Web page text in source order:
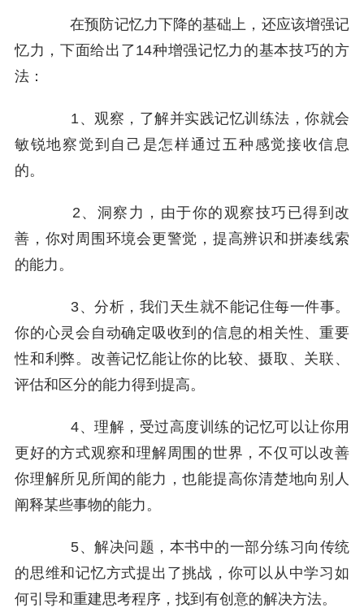
在预防记忆力下降的基础上，还应该增强记
忆力，下面给出了14种增强记忆力的基本技巧的方
法：
1、观察，了解并实践记忆训练法，你就会
敏锐地察觉到自己是怎样通过五种感觉接收信息
的。
2、洞察力，由于你的观察技巧已得到改
善，你对周围环境会更警觉，提高辨识和拼凑线索
的能力。
3、分析，我们天生就不能记住每一件事。
你的心灵会自动确定吸收到的信息的相关性、重要
性和利弊。改善记忆能让你的比较、摄取、关联、
评估和区分的能力得到提高。
4、理解，受过高度训练的记忆可以让你用
更好的方式观察和理解周围的世界，不仅可以改善
你理解所见所闻的能力，也能提高你清楚地向别人
阐释某些事物的能力。
5、解决问题，本书中的一部分练习向传统
的思维和记忆方式提出了挑战，你可以从中学习如
何引导和重建思考程序，找到有创意的解决方法。